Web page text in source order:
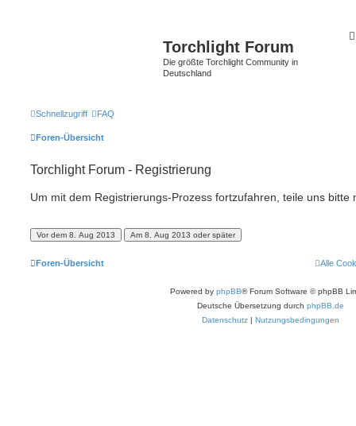
Torchlight Forum
Die größte Torchlight Community in
Deutschland
Schnellzugriff FAQ
Foren-Übersicht
Torchlight Forum - Registrierung
Um mit dem Registrierungs-Prozess fortzufahren, teile uns bitte
Foren-Übersicht Alle
Powered by phpBB® Forum Software © phpBB
Deutsche Übersetzung durch phpBB.de
Datenschutz | Nutzungsbedingungen